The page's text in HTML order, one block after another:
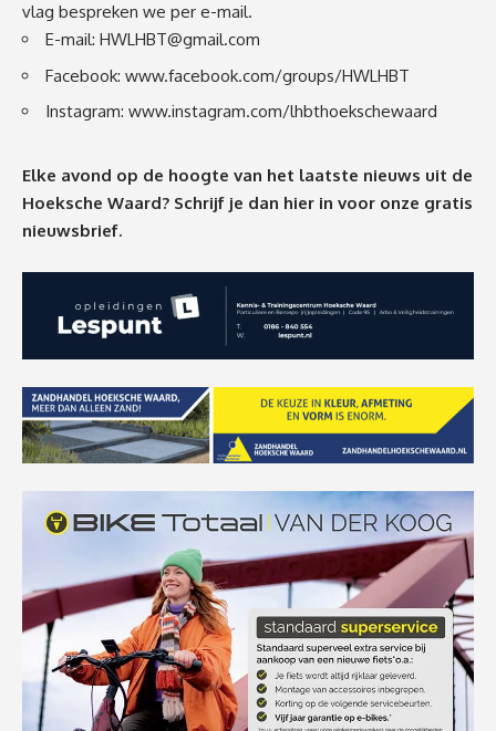
vlag bespreken we per e-mail.
E-mail: HWLHBT@gmail.com
Facebook: www.facebook.com/groups/HWLHBT
Instagram: www.instagram.com/lhbthoekschewaard
Elke avond op de hoogte van het laatste nieuws uit de
Hoeksche Waard? Schrijf je dan hier in voor onze gratis
nieuwsbrief.